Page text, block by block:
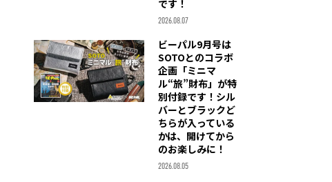
です！
2026.08.07
ビーパル9月号は
SOTOとのコラボ
企画「ミニマ
ル“旅”財布」が特
別付録です！シル
バーとブラックど
ちらが入っている
かは、開けてから
のお楽しみに！
2026.08.05